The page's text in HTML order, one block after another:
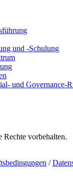
und -Schulung
und Governance-
vorbehalten.
/